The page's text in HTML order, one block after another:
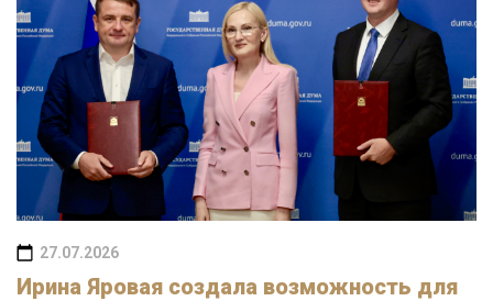
27.07.2026
Ирина Яровая создала возможность для